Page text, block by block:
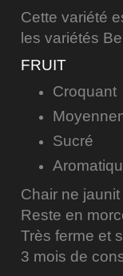
Cette variété
les variétés
FRUIT
Croquant
Sucré
Chair ne
Reste en
Très ferme et
3 mois de